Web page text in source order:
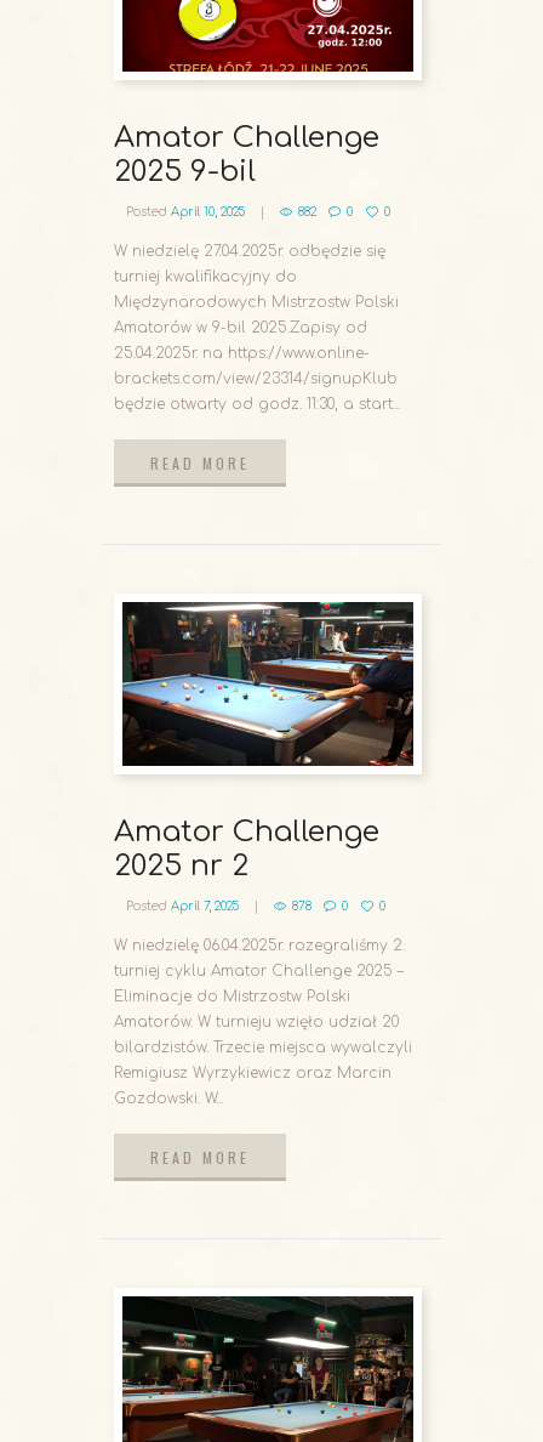
Amator Challenge
2025 9-bil
Posted April 10, 2025 882 0 0
W niedzielę 27.04.2025r. odbędzie się
turniej kwalifikacyjny do
Międzynarodowych Mistrzostw Polski
Amatorów w 9-bil 2025.Zapisy od
25.04.2025r. na https://www.online-
brackets.com/view/23314/signupKlub
będzie otwarty od godz. 11:30, a start...
READ MORE
Amator Challenge
2025 nr 2
Posted April 7, 2025 878 0 0
W niedzielę 06.04.2025r. rozegraliśmy 2.
turniej cyklu Amator Challenge 2025 –
Eliminacje do Mistrzostw Polski
Amatorów. W turnieju wzięło udział 20
bilardzistów. Trzecie miejsca wywalczyli
Remigiusz Wyrzykiewicz oraz Marcin
Gozdowski. W...
READ MORE